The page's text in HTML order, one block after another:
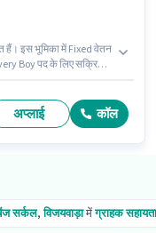
हैं। इस भूमिका में Fixed वेतन
Boy पद के लिए सक्रिय
अप्लाई कॉल
सर्कल,विजयवाड़ामेंग्राहक